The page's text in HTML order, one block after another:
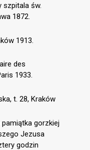
szpitala św.
1872.
1913.
des
1933.
t. 28, Kraków
pamiątka gorzkiej
Jezusa
godzin